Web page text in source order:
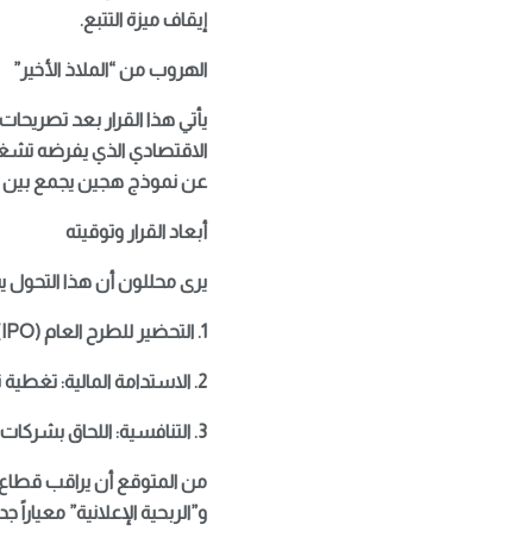
إيقاف ميزة التتبع.
الهروب من “الملاذ الأخير”
يأتي هذا القرار بعد
عن نموذج هجين يجمع بين
أبعاد القرار وتوقيته
يرى محللون أن هذا
1. التحضير للطرح العام (IPO): بناء قاعدة إيرادات متنوعة ومستقرة تجذب المستثمرين في وول ستريت.
2. الاستدامة المالية: تغطية تكاليف البنية التحتية للحوسبة التي تقدر بمليارات الدولارات سنوياً.
3. التنافسية: اللحاق بشركات مثل “جوجل” التي بدأت بالفعل دمج الإعلانات في مساعدها الذكي “Gemini”.
و”الربحية الإعلانية”